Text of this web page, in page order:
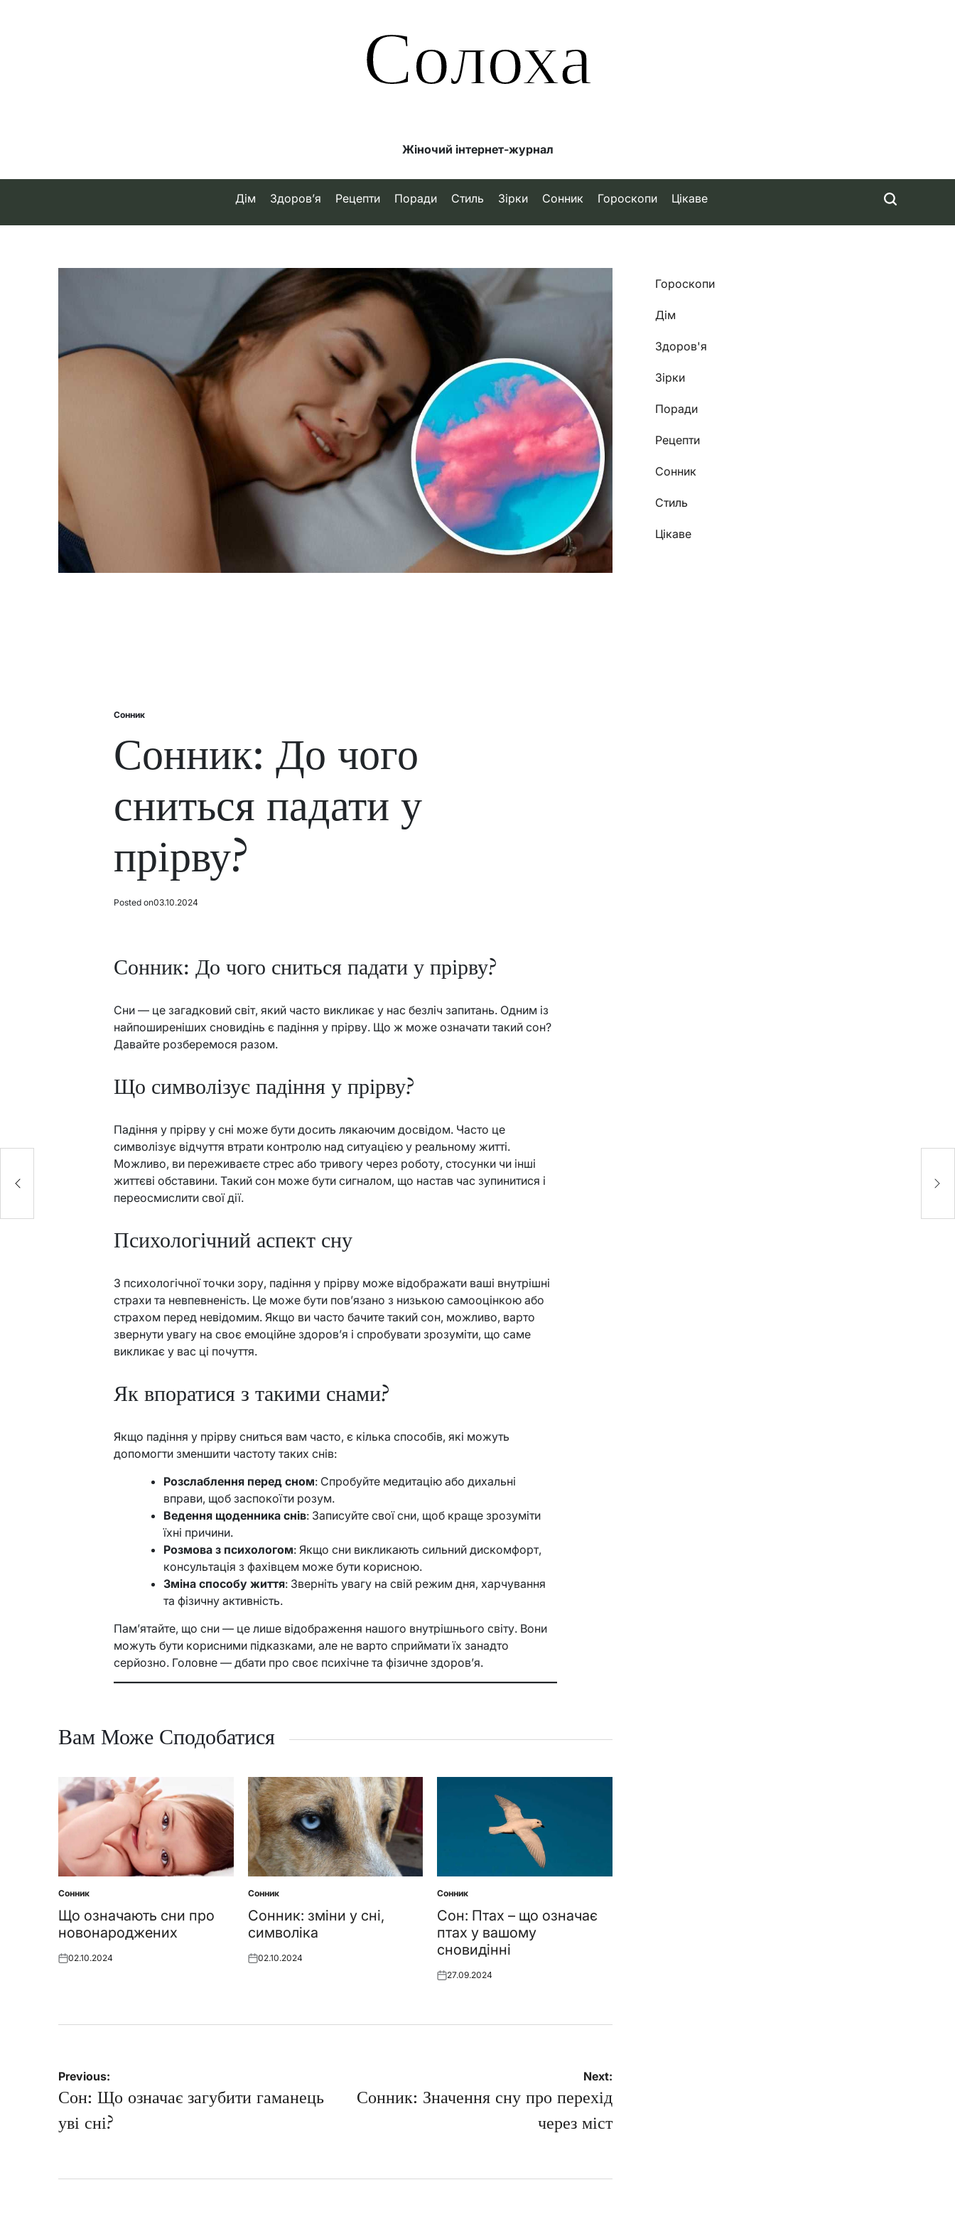
Солоха
Жіночий інтернет-журнал
Дім Здоров’я Рецепти Поради Стиль Зірки Сонник Гороскопи Цікаве
Posted
Сонник
Сонник: До чого
сниться падати у
прірву?
Posted on03.10.2024
Сонник: До чого сниться падати у прірву?
Сни — це загадковий світ, який часто викликає у нас безліч запитань. Одним із
найпоширеніших сновидінь є падіння у прірву. Що ж може означати такий сон?
Давайте розберемося разом.
Що символізує падіння у прірву?
Падіння у прірву у сні може бути досить лякаючим досвідом. Часто це
символізує відчуття втрати контролю над ситуацією у реальному житті.
Можливо, ви переживаєте стрес або тривогу через роботу, стосунки чи інші
життєві обставини. Такий сон може бути сигналом, що настав час зупинитися і
переосмислити свої дії.
Психологічний аспект сну
З психологічної точки зору, падіння у прірву може відображати ваші внутрішні
страхи та невпевненість. Це може бути пов’язано з низькою самооцінкою або
страхом перед невідомим. Якщо ви часто бачите такий сон, можливо, варто
звернути увагу на своє емоційне здоров’я і спробувати зрозуміти, що саме
викликає у вас ці почуття.
Як впоратися з такими снами?
Якщо падіння у прірву сниться вам часто, є кілька способів, які можуть
допомогти зменшити частоту таких снів:
Розслаблення перед сном: Спробуйте медитацію або дихальні
вправи, щоб заспокоїти розум.
Ведення щоденника снів: Записуйте свої сни, щоб краще зрозуміти
їхні причини.
Розмова з психологом: Якщо сни викликають сильний дискомфорт,
консультація з фахівцем може бути корисною.
Зміна способу життя: Зверніть увагу на свій режим дня, харчування
та фізичну активність.
Пам’ятайте, що сни — це лише відображення нашого внутрішнього світу. Вони
можуть бути корисними підказками, але не варто сприймати їх занадто
серйозно. Головне — дбати про своє психічне та фізичне здоров’я.
Вам Може Сподобатися
Posted
in
Сонник
Що означають сни про
новонароджених
Posted
02.10.2024
Posted
in
Сонник
Сонник: зміни у сні,
символіка
Posted
02.10.2024
Posted
in
Сонник
Сон: Птах – що означає
птах у вашому
сновидінні
Posted
27.09.2024
Навігація
записів
Previous:
Сон: Що означає загубити гаманець
уві сні?
Next:
Сонник: Значення сну про перехід
через міст
Гороскопи
Дім
Здоров'я
Зірки
Поради
Рецепти
Сонник
Стиль
Цікаве